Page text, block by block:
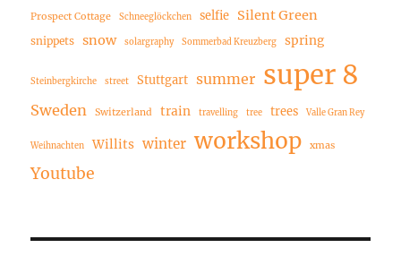
Prospect Cottage Schneeglöckchen selfie Silent Green
snippets snow solargraphy Sommerbad Kreuzberg spring
Steinbergkirche street Stuttgart summer super 8
Sweden Switzerland train travelling tree trees Valle Gran Rey
Weihnachten Willits winter workshop xmas
Youtube